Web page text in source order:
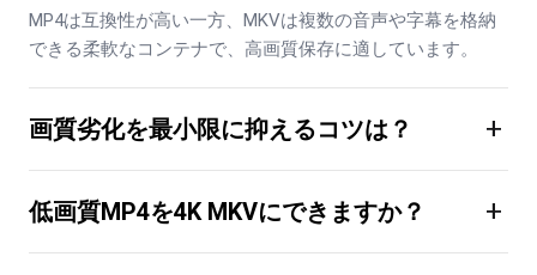
MP4は互換性が高い一方、MKVは複数の音声や字幕を格納
できる柔軟なコンテナで、高画質保存に適しています。
画質劣化を最小限に抑えるコツは？ +
低画質MP4を4K MKVにできますか？ +